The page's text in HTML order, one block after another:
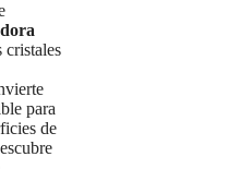
cristales
para
de